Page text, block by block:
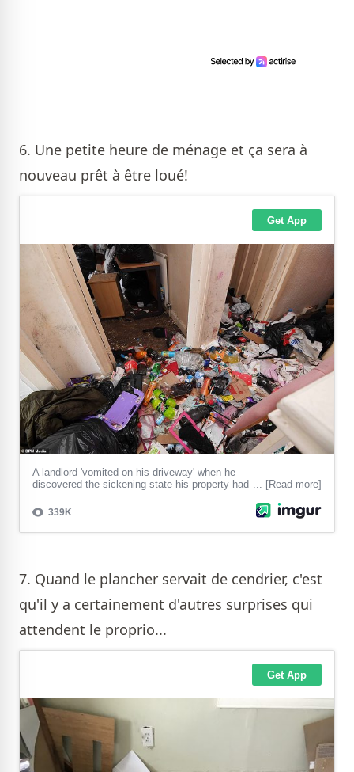
6. Une petite heure de ménage et ça sera à
nouveau prêt à être loué!
7. Quand le plancher servait de cendrier, c'est
qu'il y a certainement d'autres surprises qui
attendent le proprio...